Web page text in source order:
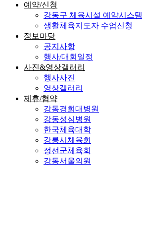
예약/신청
강동구 체육시설 예약시스템
생활체육지도자 수업신청
정보마당
공지사항
행사/대회일정
사진&영상갤러리
행사사진
영상갤러리
제휴/협약
강동경희대병원
강동성심병원
한국체육대학
강릉시체육회
정선군체육회
강동서울의원